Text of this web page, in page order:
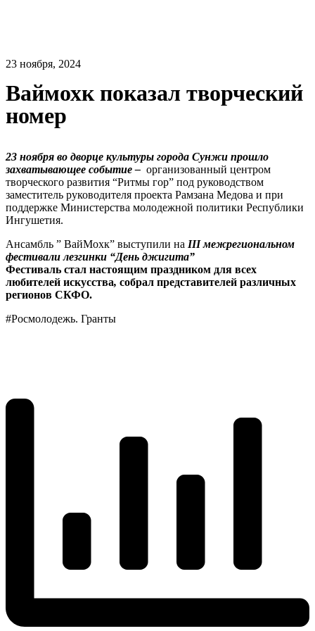
23 ноября, 2024
Ваймохк показал творческий
номер
23 ноября во дворце культуры города Сунжи прошло
захватывающее событие – организованный центром
творческого развития “Ритмы гор” под руководством
заместитель руководителя проекта Рамзана Медова и при
поддержке Министерства молодежной политики Республики
Ингушетия.
Ансамбль ” ВайМохк” выступили на III межрегиональном
фестивали лезгинки “День джигита”
Фестиваль стал настоящим праздником для всех
любителей искусства, собрал представителей различных
регионов СКФО.
#Росмолодежь. Гранты